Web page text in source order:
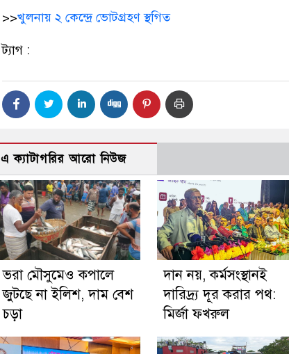
>>খুলনায় ২ কেন্দ্রে ভোটগ্রহণ স্থগিত
ট্যাগ :
এ ক্যাটাগরির আরো নিউজ
ভরা মৌসুমেও কপালে
জুটছে না ইলিশ, দাম বেশ
চড়া
দান নয়, কর্মসংস্থানই
দারিদ্র্য দূর করার পথ:
মির্জা ফখরুল